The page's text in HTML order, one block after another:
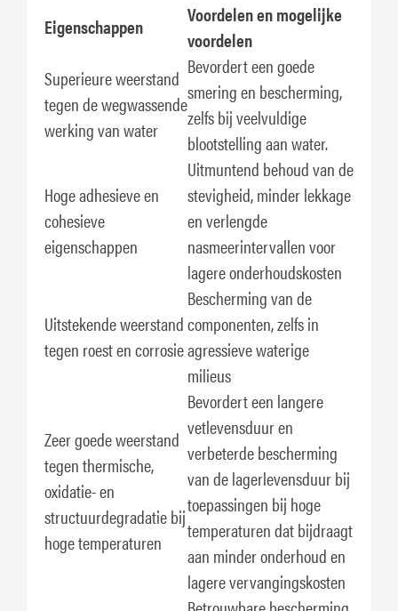
Eigenschappen
Voordelen en mogelijke
voordelen
Superieure weerstand
tegen de wegwassende
werking van water
Bevordert een goede
smering en bescherming,
zelfs bij veelvuldige
blootstelling aan water.
Hoge adhesieve en
cohesieve
eigenschappen
Uitmuntend behoud van de
stevigheid, minder lekkage
en verlengde
nasmeerintervallen voor
lagere onderhoudskosten
Uitstekende weerstand
tegen roest en corrosie
Bescherming van de
componenten, zelfs in
agressieve waterige
milieus
Zeer goede weerstand
tegen thermische,
oxidatie- en
structuurdegradatie bij
hoge temperaturen
Bevordert een langere
vetlevensduur en
verbeterde bescherming
van de lagerlevensduur bij
toepassingen bij hoge
temperaturen dat bijdraagt
aan minder onderhoud en
lagere vervangingskosten